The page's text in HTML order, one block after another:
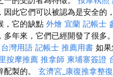
因此它們可以被認為是安全的
，它的缺點 外燴 宜蘭 記帳士
多年來，它們已經開發了很多
灣用語 記帳士 推薦用書 如
按摩推薦 推拿師 柬埔寨簽證
配製的。 玄濟宮_康復推拿整復